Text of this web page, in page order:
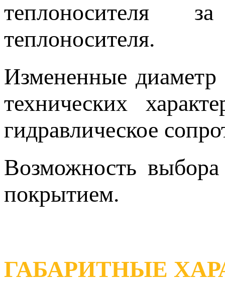
теплоносителя
теплоносителя.
Измененные
технических
гидравлическое
Возможность
покрытием.
ГАБАРИТНЫЕ